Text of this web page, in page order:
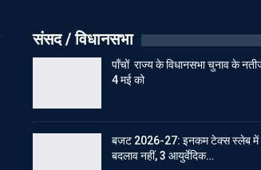
संसद / विधानसभा
पाँचों राज्य के विधानसभा चुनाव के
4 मई को
बजट 2026-27: इनकम टेक्स स्लेब में
बदलाव नहीं, 3 आयुर्वेदिक…